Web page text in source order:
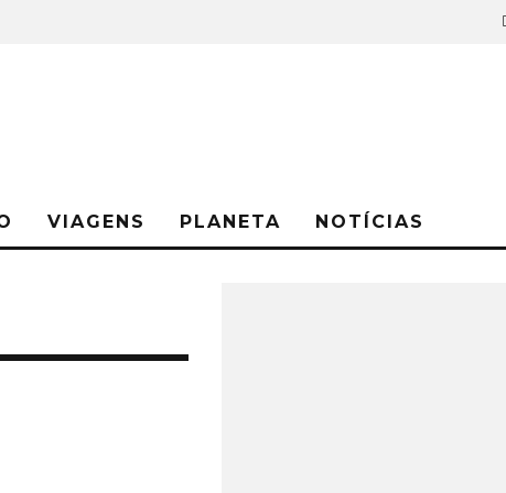
VIAGENS PLANETA NOTÍCIAS